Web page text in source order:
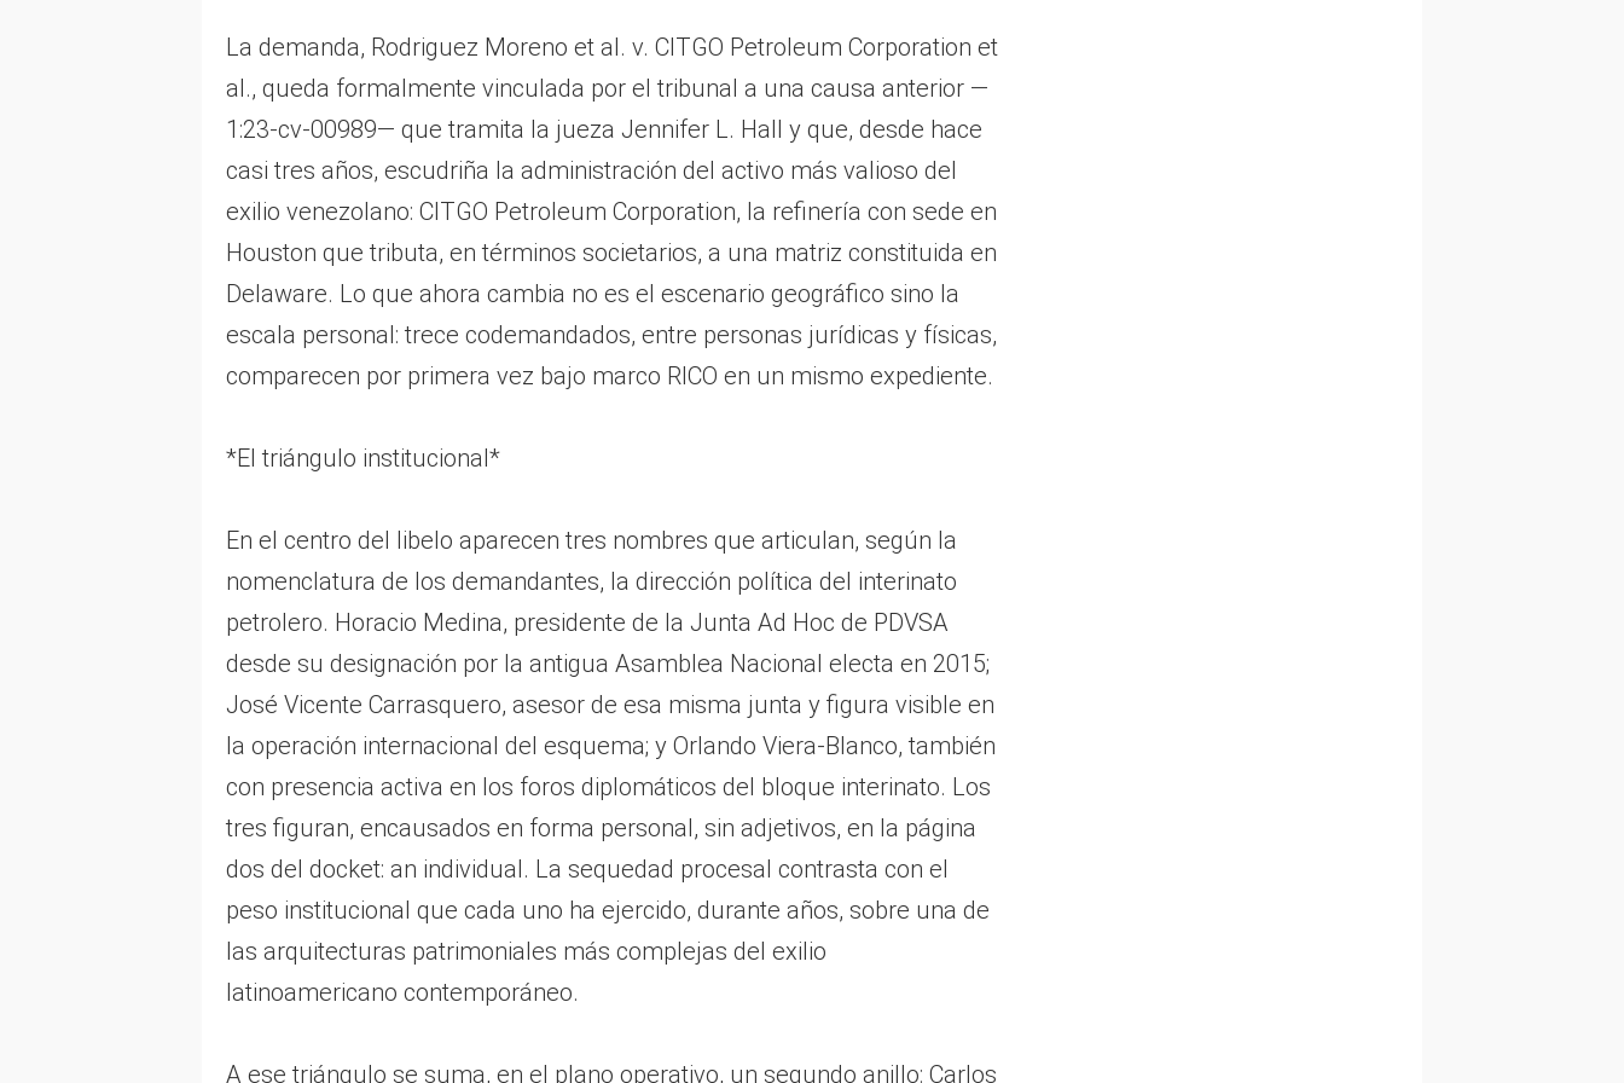
La demanda, Rodriguez Moreno et al. v. CITGO Petroleum Corporation et
al., queda formalmente vinculada por el tribunal a una causa anterior —
1:23-cv-00989— que tramita la jueza Jennifer L. Hall y que, desde hace
casi tres años, escudriña la administración del activo más valioso del
exilio venezolano: CITGO Petroleum Corporation, la refinería con sede en
Houston que tributa, en términos societarios, a una matriz constituida en
Delaware. Lo que ahora cambia no es el escenario geográfico sino la
escala personal: trece codemandados, entre personas jurídicas y físicas,
comparecen por primera vez bajo marco RICO en un mismo expediente.
*El triángulo institucional*
En el centro del libelo aparecen tres nombres que articulan, según la
nomenclatura de los demandantes, la dirección política del interinato
petrolero. Horacio Medina, presidente de la Junta Ad Hoc de PDVSA
desde su designación por la antigua Asamblea Nacional electa en 2015;
José Vicente Carrasquero, asesor de esa misma junta y figura visible en
la operación internacional del esquema; y Orlando Viera-Blanco, también
con presencia activa en los foros diplomáticos del bloque interinato. Los
tres figuran, encausados en forma personal, sin adjetivos, en la página
dos del docket: an individual. La sequedad procesal contrasta con el
peso institucional que cada uno ha ejercido, durante años, sobre una de
las arquitecturas patrimoniales más complejas del exilio
latinoamericano contemporáneo.
A ese triángulo se suma, en el plano operativo, un segundo anillo: Carlos